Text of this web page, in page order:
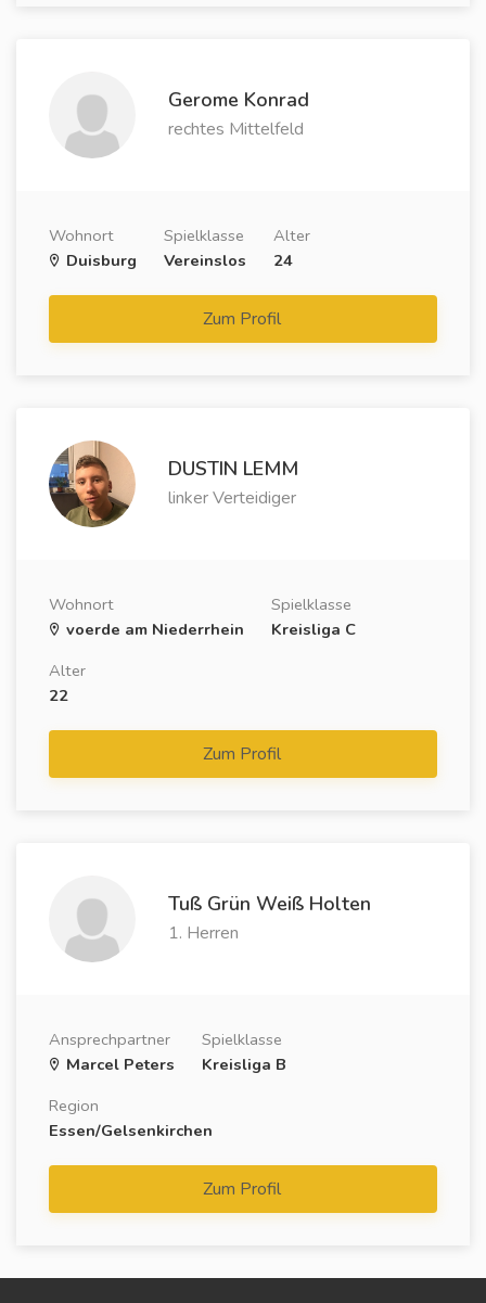
Gerome Konrad
rechtes Mittelfeld
Wohnort
Duisburg
Spielklasse
Vereinslos
Alter
24
Zum Profil
DUSTIN LEMM
linker Verteidiger
Wohnort
voerde am Niederrhein
Spielklasse
Kreisliga C
Alter
22
Zum Profil
Tuß Grün Weiß Holten
1. Herren
Ansprechpartner
Marcel Peters
Spielklasse
Kreisliga B
Region
Essen/Gelsenkirchen
Zum Profil